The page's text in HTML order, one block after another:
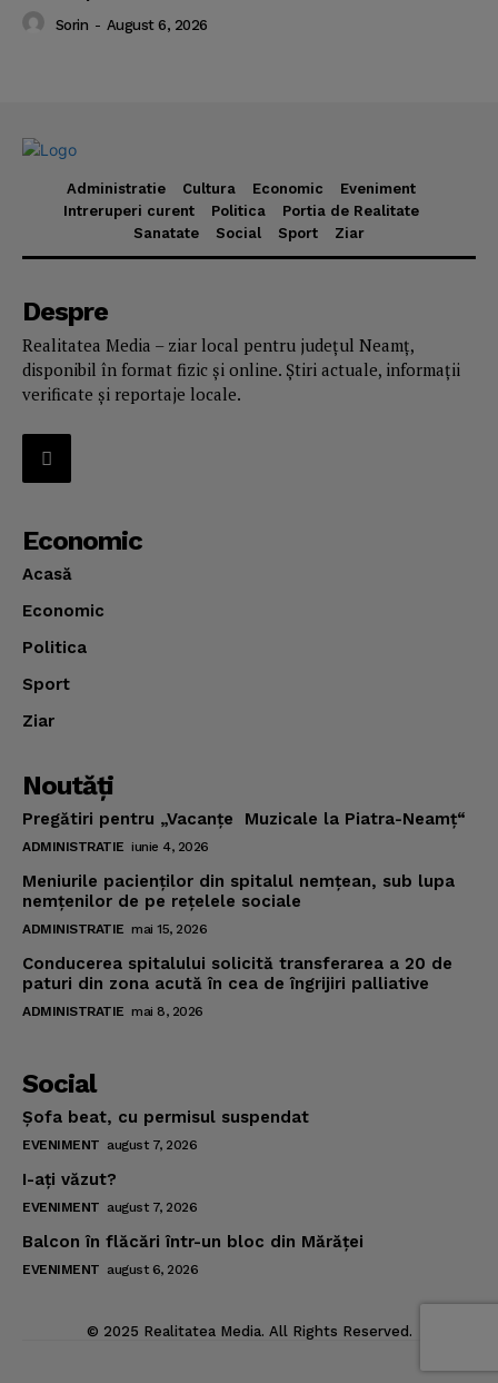
Sorin - August 6, 2026
Administratie Cultura Economic
Eveniment
Intreruperi curent
Politica
Portia de Realitate
Sanatate
Social Sport Ziar
Despre
Realitatea Media – ziar local pentru județul Neamț,
disponibil în format fizic și online. Știri actuale, informații
verificate și reportaje locale.
Economic
Acasă
Economic
Politica
Sport
Ziar
Noutăţi
Pregătiri pentru „Vacanţe Muzicale la Piatra-Neamţ“
ADMINISTRATIE iunie 4, 2026
Meniurile pacienţilor din spitalul nemţean, sub lupa
nemţenilor de pe reţelele sociale
ADMINISTRATIE mai 15, 2026
Conducerea spitalului solicită transferarea a 20 de
paturi din zona acută în cea de îngrijiri palliative
ADMINISTRATIE mai 8, 2026
Social
Şofa beat, cu permisul suspendat
EVENIMENT august 7, 2026
I-aţi văzut?
EVENIMENT august 7, 2026
Balcon în flăcări într-un bloc din Mărăţei
EVENIMENT august 6, 2026
© 2025 Realitatea Media. All Rights Reserved.